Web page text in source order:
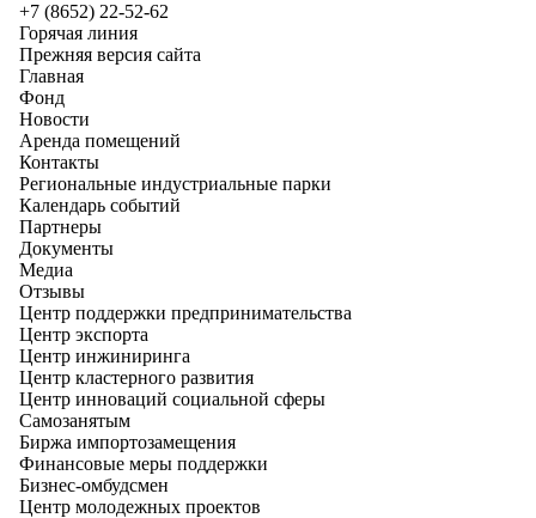
+7 (8652) 22-52-62
Горячая линия
Прежняя версия сайта
Главная
Фонд
Новости
Аренда помещений
Контакты
Региональные индустриальные парки
Календарь событий
Партнеры
Документы
Медиа
Отзывы
Центр поддержки предпринимательства
Центр экспорта
Центр инжиниринга
Центр кластерного развития
Центр инноваций социальной сферы
Cамозанятым
Биржа импортозамещения
Финансовые меры поддержки
Бизнес-омбудсмен
Центр молодежных проектов